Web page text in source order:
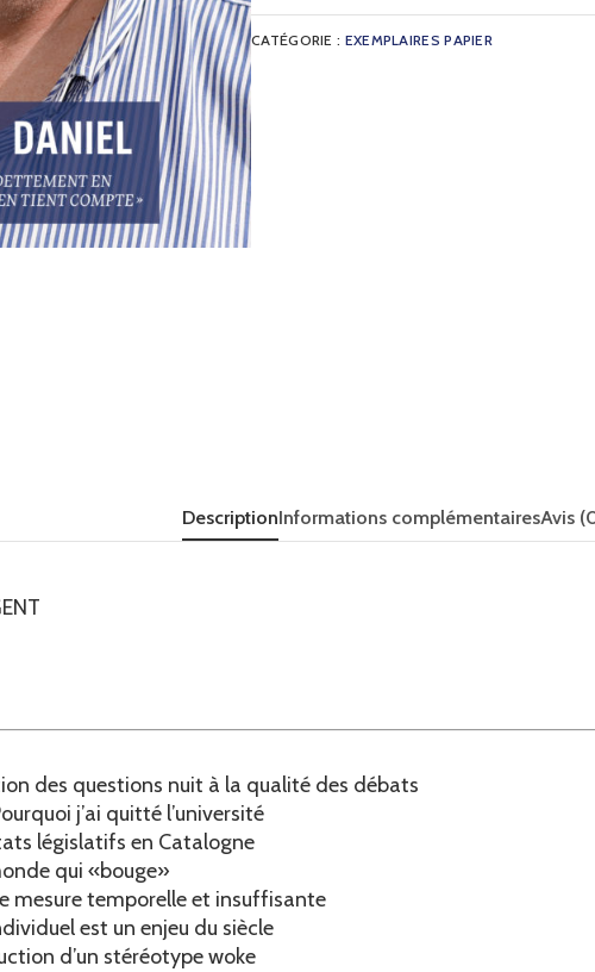
CATÉGORIE : EXEMPLAIRES PAPIER
DescriptionInformations complémentairesAvis
des questions nuit à la qualité des débats
j’ai quitté l’université
législatifs en Catalogne
qui «bouge»
mesure temporelle et insuffisante
est un enjeu du siècle
d’un stéréotype woke